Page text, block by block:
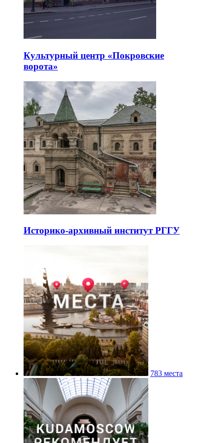
Культурный центр «Покровские
ворота»
Историко-архивный институт РГГУ
783 места